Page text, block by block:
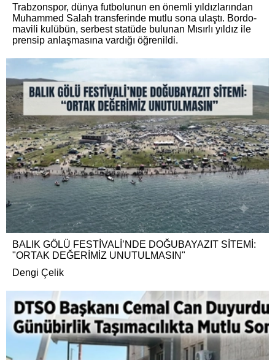
Trabzonspor, dünya futbolunun en önemli yıldızlarından
Muhammed Salah transferinde mutlu sona ulaştı. Bordo-
mavili kulübün, serbest statüde bulunan Mısırlı yıldız ile
prensip anlaşmasına vardığı öğrenildi.
BALIK GÖLÜ FESTİVALİ’NDE DOĞUBAYAZIT SİTEMİ:
"ORTAK DEĞERİMİZ UNUTULMASIN"
Dengi Çelik